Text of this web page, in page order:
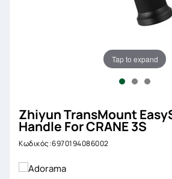
Tap to expand
Zhiyun TransMount
Handle For CRANE 3S
Κωδικός:6970194086002